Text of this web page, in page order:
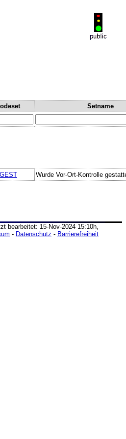
Setname
Wurde Vor-Ort-Kontrolle
bearbeitet: 15-Nov-2024 15:10h,
- Datenschutz - Barrierefreiheit